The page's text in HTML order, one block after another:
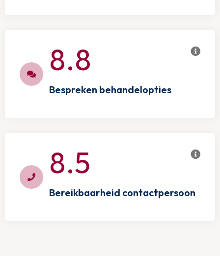
8.8
Bespreken behandelopties
8.5
Bereikbaarheid contactpersoon